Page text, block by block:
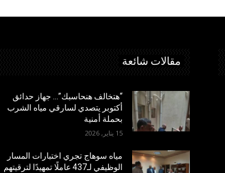
مقالات شائعة
“هتخالف هنحاسبك”… جهاز حدائق
أكتوبر يتصدي لسارقي مياه الشرب
بحملة أمنية
15 يناير, 2026
مياه سوهاج تجري اختبارات المسار
الوظيفي لـ437 عاملًا تمهيدًا لترقيتهم